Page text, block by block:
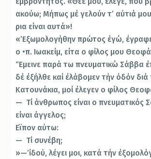
ακούω; Μήπως μέ γελούν τ’ αύτιά
ρια είναι αυτά»!
«’Εξωμολογήθην πρώτος έγώ,
ο •π. Ιωακείμ, είτα ο φίλος μου
“Εμεινε παρά τω πνευματικώ Σάββα
δέ έξήλθε καί έλάβομεν τήν όδόν διά
Κατουνάκια, μοί έλεγεν ο φίλος
— Τί άνθρωπος είναι ο πνευματικός
είναι άγγελος;
Εϊπον αύτω:
— Τί συνέβη;
»—’ίδού, λέγει μοι, κατά τήν